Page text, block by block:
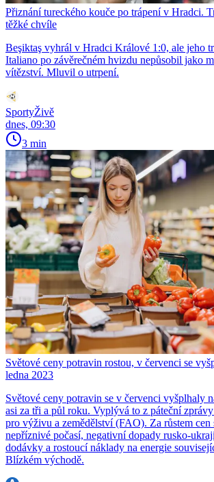
Přiznání tureckého kouče po trápení v Hradci.
těžké chvíle
Beşiktaş vyhrál v Hradci Králové 1:0, ale jeho
Italiano po závěrečném hvizdu nepůsobil jako
vítězství. Mluvil o utrpení.
SportyŽivě
dnes, 09:30
3 min
Světové ceny potravin rostou, v červenci se
ledna 2023
Světové ceny potravin se v červenci vyšplhaly
asi za tři a půl roku. Vyplývá to z páteční
pro výživu a zemědělství (FAO). Za růstem
nepříznivé počasí, negativní dopady rusko-
dodávky a rostoucí náklady na energie
Blízkém východě.